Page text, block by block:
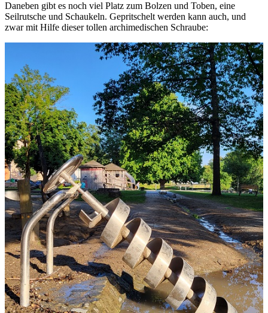
Daneben gibt es noch viel Platz zum Bolzen und Toben, eine
Seilrutsche und Schaukeln. Gepritschelt werden kann auch, und
zwar mit Hilfe dieser tollen archimedischen Schraube: